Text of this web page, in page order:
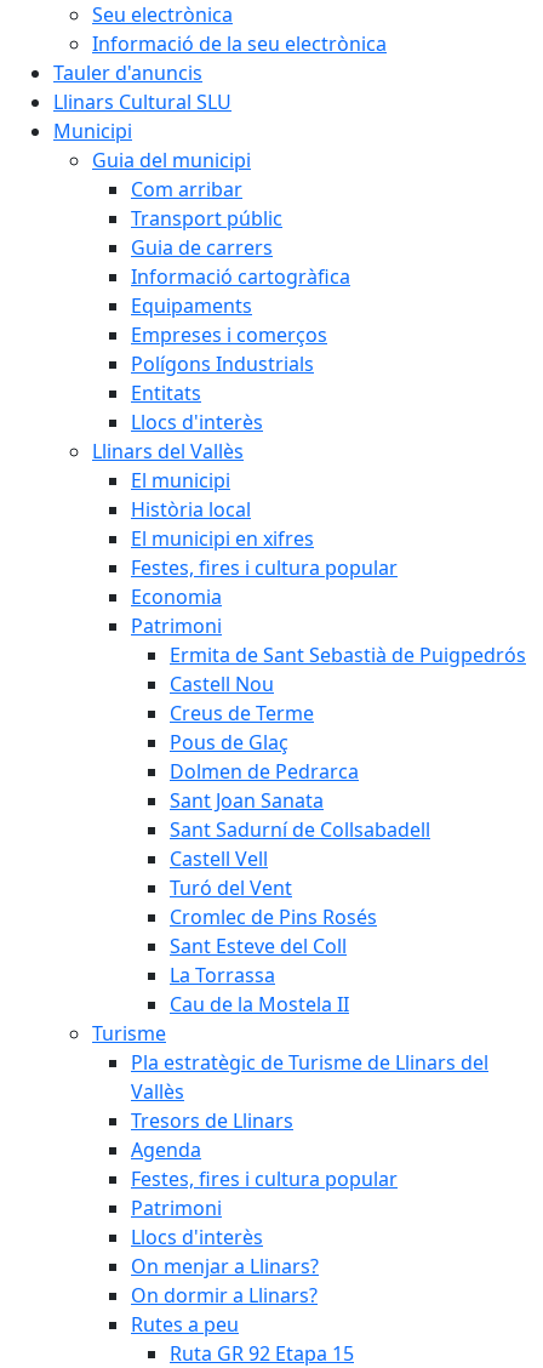
Seu electrònica
Informació de la seu electrònica
Tauler d'anuncis
Llinars Cultural SLU
Municipi
Guia del municipi
Com arribar
Transport públic
Guia de carrers
Informació cartogràfica
Equipaments
Empreses i comerços
Polígons Industrials
Entitats
Llocs d'interès
Llinars del Vallès
El municipi
Història local
El municipi en xifres
Festes, fires i cultura popular
Economia
Patrimoni
Ermita de Sant Sebastià de Puigpedrós
Castell Nou
Creus de Terme
Pous de Glaç
Dolmen de Pedrarca
Sant Joan Sanata
Sant Sadurní de Collsabadell
Castell Vell
Turó del Vent
Cromlec de Pins Rosés
Sant Esteve del Coll
La Torrassa
Cau de la Mostela II
Turisme
Pla estratègic de Turisme de Llinars del
Vallès
Tresors de Llinars
Agenda
Festes, fires i cultura popular
Patrimoni
Llocs d'interès
On menjar a Llinars?
On dormir a Llinars?
Rutes a peu
Ruta GR 92 Etapa 15